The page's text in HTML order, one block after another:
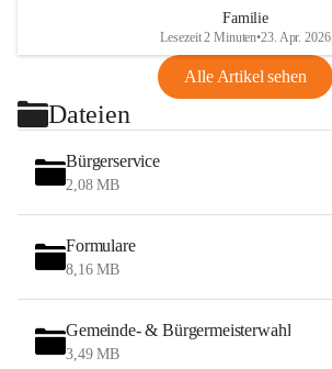
Familie
Lesezeit 2 Minuten•23. Apr. 2026
Alle Artikel sehen
Dateien
Bürgerservice
2,08 MB
Formulare
8,16 MB
Gemeinde- & Bürgermeisterwahl
3,49 MB